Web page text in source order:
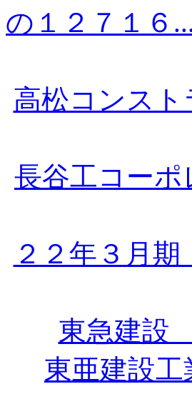
の１２７１６
高松コンス
長谷工コー
２２年３月
東急建設
東亜建設